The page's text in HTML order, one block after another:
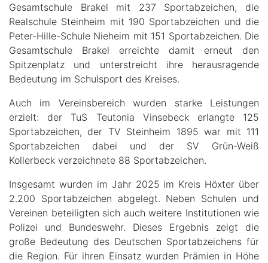
Gesamtschule Brakel mit 237 Sportabzeichen, die
Realschule Steinheim mit 190 Sportabzeichen und die
Peter-Hille-Schule Nieheim mit 151 Sportabzeichen. Die
Gesamtschule Brakel erreichte damit erneut den
Spitzenplatz und unterstreicht ihre herausragende
Bedeutung im Schulsport des Kreises.
Auch im Vereinsbereich wurden starke Leistungen
erzielt: der TuS Teutonia Vinsebeck erlangte 125
Sportabzeichen, der TV Steinheim 1895 war mit 111
Sportabzeichen dabei und der SV Grün-Weiß
Kollerbeck verzeichnete 88 Sportabzeichen.
Insgesamt wurden im Jahr 2025 im Kreis Höxter über
2.200 Sportabzeichen abgelegt. Neben Schulen und
Vereinen beteiligten sich auch weitere Institutionen wie
Polizei und Bundeswehr. Dieses Ergebnis zeigt die
große Bedeutung des Deutschen Sportabzeichens für
die Region. Für ihren Einsatz wurden Prämien in Höhe